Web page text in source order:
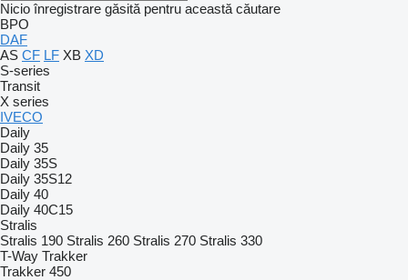
Nicio înregistrare găsită pentru această căutare
BPO
DAF
AS CF LF XB XD
S-series
Transit
X series
IVECO
Daily
Daily 35
Daily 35S
Daily 35S12
Daily 40
Daily 40C15
Stralis
Stralis 190 Stralis 260 Stralis 270 Stralis 330
T-Way Trakker
Trakker 450